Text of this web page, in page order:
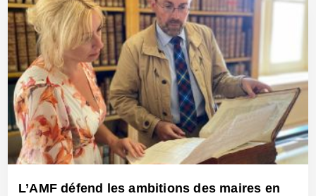
L’AMF défend les ambitions des maires en